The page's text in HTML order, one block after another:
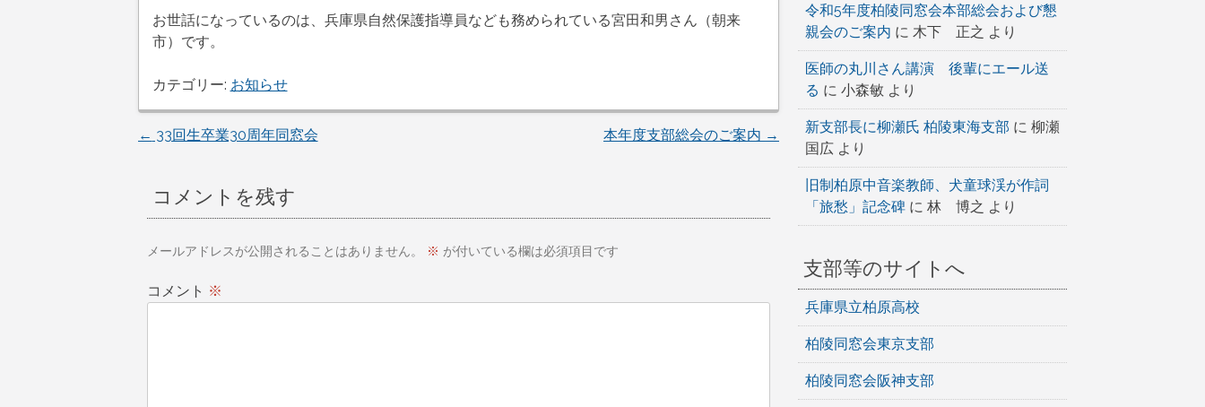
お世話になっているのは、兵庫県自然保護指導員なども務められている宮田和男さん（朝来
市）です。
カテゴリー: お知らせ
投
ナ
ー
← 33回生卒業30周年同窓会 本年度支部総会のご案内 →
コメントを残す
メールアドレスが公開されることはありません。 ※ が付いている欄は必須項目です
コメント ※
令和5年度柏陵同窓会本部総会および懇
親会のご案内 に 木下 正之 より
医師の丸川さん講演 後輩にエール送
る に 小森敏 より
新支部長に柳瀬氏 柏陵東海支部 に 柳瀬
国広より
旧制柏原中音楽教師、犬童球渓が作詞
「旅愁」記念碑に 林 博之 より
支部等のサイトへ
兵庫県立柏原高校
柏陵同窓会東京支部
柏陵同窓会阪神支部